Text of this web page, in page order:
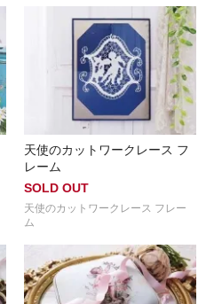
天使のカットワークレース フ
レーム
SOLD OUT
天使のカットワークレース フレー
ム